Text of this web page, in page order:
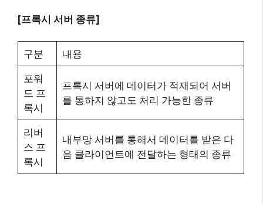
[프록시 서버 종류]
구분
내용
포워
드 프
록시
프록시 서버에 데이터가 적재되어 서버
를 통하지 않고도 처리 가능한 종류
리버
스 프
록시
내부망 서버를 통해서 데이터를 받은 다
음 클라이언트에 전달하는 형태의 종류